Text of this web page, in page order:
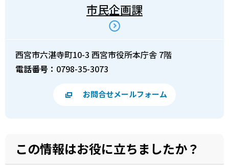
市民企画課
西宮市六湛寺町10-3 西宮市役所本庁舎 7階
電話番号： 0798-35-3073
お問合せメールフォーム
この情報はお役に立ちましたか？